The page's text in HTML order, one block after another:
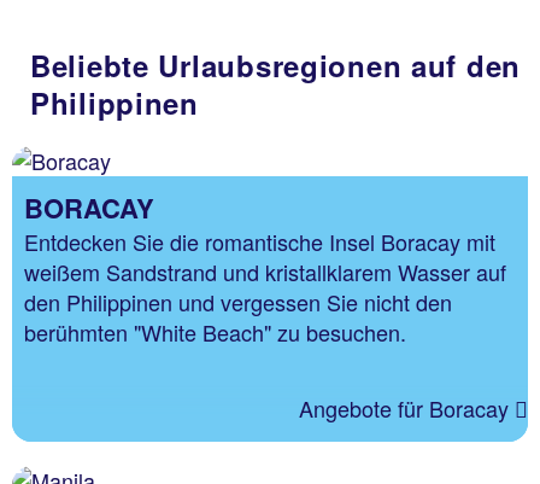
Beliebte Urlaubsregionen auf den
Philippinen
BORACAY
Entdecken Sie die romantische Insel Boracay mit
weißem Sandstrand und kristallklarem Wasser auf
den Philippinen und vergessen Sie nicht den
berühmten "White Beach" zu besuchen.
Angebote für Boracay